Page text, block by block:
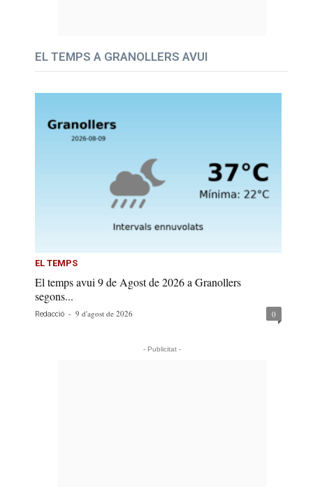
EL TEMPS A GRANOLLERS AVUI
EL TEMPS
El temps avui 9 de Agost de 2026 a Granollers
segons...
Redacció - 9 d'agost de 2026 0
- Publicitat -